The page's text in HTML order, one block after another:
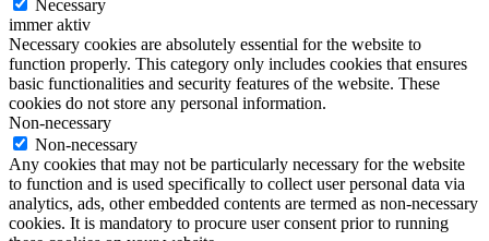
Necessary
immer aktiv
Necessary cookies are absolutely essential for the website to
function properly. This category only includes cookies that ensures
basic functionalities and security features of the website. These
cookies do not store any personal information.
Non-necessary
Non-necessary
Any cookies that may not be particularly necessary for the website
to function and is used specifically to collect user personal data via
analytics, ads, other embedded contents are termed as non-necessary
cookies. It is mandatory to procure user consent prior to running